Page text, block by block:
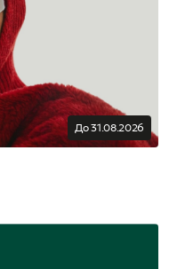
До 31.08.2026